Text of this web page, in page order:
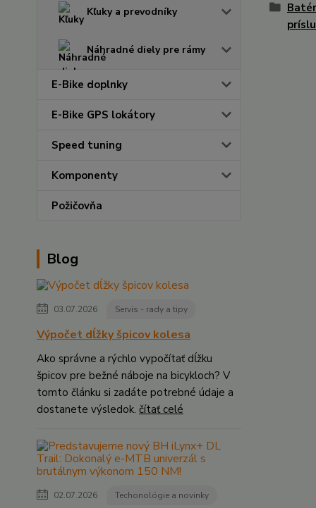
Kľuky a prevodníky
Náhradné diely pre rámy
E-Bike doplnky
E-Bike GPS lokátory
Speed tuning
Komponenty
Požičovňa
Blog
03.07.2026 Servis - rady a tipy
Výpočet dĺžky špicov kolesa
Ako správne a rýchlo vypočítať dĺžku
špicov pre bežné náboje na bicykloch? V
tomto článku si zadáte potrebné údaje a
dostanete výsledok. čítať celé
02.07.2026 Techonológie a novinky